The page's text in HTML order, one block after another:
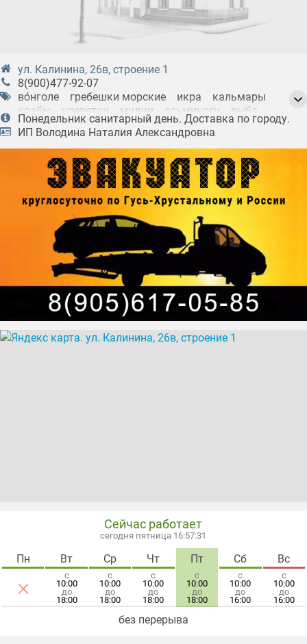
ул. Калинина, 26в, строение 1
8(900)477-92-07
вóнголе
гребешки морские икра
кальмары
крабы
креветки мидии осьминоги
рыба
рыба замороженная
рыба охлажденная
рыба солёная
рыба холодного копчения
Понедельник санитарный день. Доставка по городу.
ИП Володина Наталия Александровна
Сейчас работает
сегодня пятница 16:57:32
Пн
×
Вт
с
10:00
до
18:00
Ср
с
10:00
до
18:00
Чт
с
10:00
до
18:00
Пт
с
10:00
до
18:00
Сб
с
10:00
до
16:00
Вс
с
10:00
до
16:00
без перерыва